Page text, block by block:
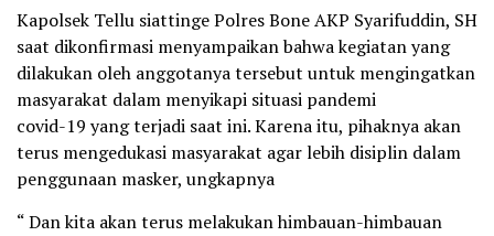
Kapolsek Tellu siattinge Polres Bone AKP Syarifuddin, SH
saat dikonfirmasi menyampaikan bahwa kegiatan yang
dilakukan oleh anggotanya tersebut untuk mengingatkan
masyarakat dalam menyikapi situasi pandemi
covid-19 yang terjadi saat ini. Karena itu, pihaknya akan
terus mengedukasi masyarakat agar lebih disiplin dalam
penggunaan masker, ungkapnya
“ Dan kita akan terus melakukan himbauan-himbauan